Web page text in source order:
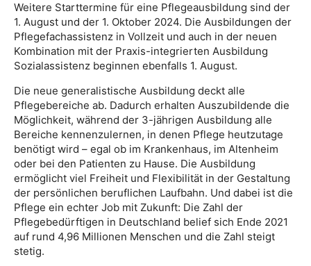
Weitere Starttermine für eine Pflegeausbildung sind der
1. August und der 1. Oktober 2024. Die Ausbildungen der
Pflegefachassistenz in Vollzeit und auch in der neuen
Kombination mit der Praxis-integrierten Ausbildung
Sozialassistenz beginnen ebenfalls 1. August.
Die neue generalistische Ausbildung deckt alle
Pflegebereiche ab. Dadurch erhalten Auszubildende die
Möglichkeit, während der 3-jährigen Ausbildung alle
Bereiche kennenzulernen, in denen Pflege heutzutage
benötigt wird – egal ob im Krankenhaus, im Altenheim
oder bei den Patienten zu Hause. Die Ausbildung
ermöglicht viel Freiheit und Flexibilität in der Gestaltung
der persönlichen beruflichen Laufbahn. Und dabei ist die
Pflege ein echter Job mit Zukunft: Die Zahl der
Pflegebedürftigen in Deutschland belief sich Ende 2021
auf rund 4,96 Millionen Menschen und die Zahl steigt
stetig.